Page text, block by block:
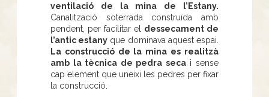
ventilació de la mina de l’Estany.
Canalització soterrada construïda amb
pendent, per facilitar el dessecament de
l’antic estany que dominava aquest espai.
La construcció de la mina es realitzà
amb la tècnica de pedra secai sense
cap element que uneixi les pedres per fixar
la construcció.